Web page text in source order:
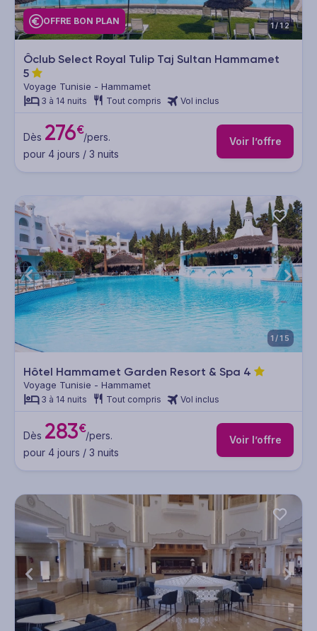
OFFRE BON PLAN 1/12
Ôclub Select Royal Tulip Taj Sultan Hammamet
5
Voyage Tunisie - Hammamet
3 à 14 nuits Tout compris Vol inclus
Dès 276€/pers.
pour 4 jours / 3 nuits
Voir l’offre
1/15
Hôtel Hammamet Garden Resort & Spa 4
Voyage Tunisie - Hammamet
3 à 14 nuits Tout compris Vol inclus
Dès 283€/pers.
pour 4 jours / 3 nuits
Voir l’offre